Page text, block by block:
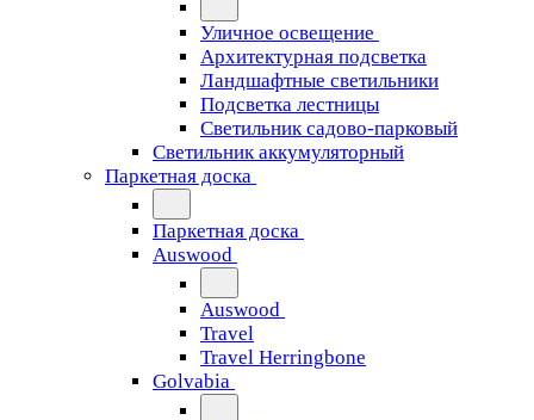
Уличное освещение
Архитектурная подсветка
Ландшафтные светильники
Подсветка лестницы
Светильник садово-парковый
Светильник аккумуляторный
Паркетная доска
Паркетная доска
Auswood
Auswood
Travel
Travel Herringbone
Golvabia